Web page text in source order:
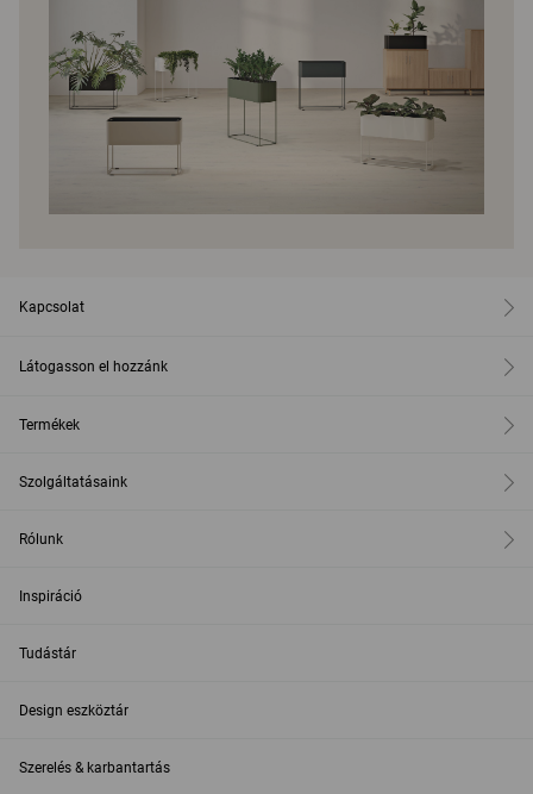
Kapcsolat
Látogasson el hozzánk
Termékek
Szolgáltatásaink
Rólunk
Inspiráció
Tudástár
Design eszköztár
Szerelés & karbantartás